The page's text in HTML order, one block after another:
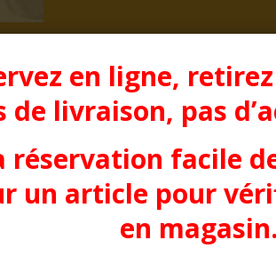
en ligne,
de livraison, pas
réservation facile
un article pour
en magasin.